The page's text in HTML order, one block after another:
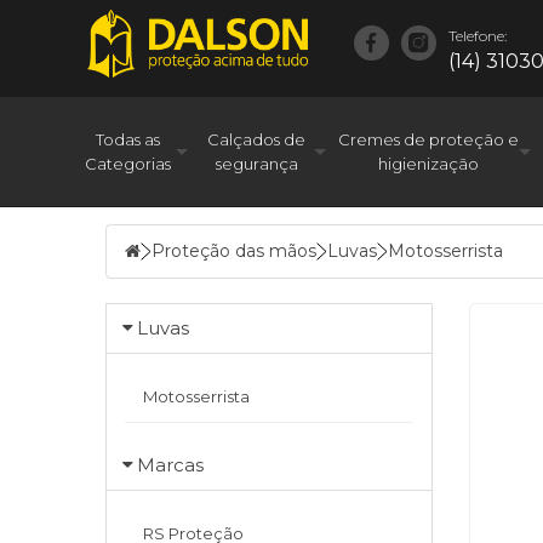
Telefone:
(14)
Todas as
Categorias
Calçados de
segurança
Cremes de proteção e
higienização
Proteção das mãos Luvas Motosserrista
Luvas
Motosserrista
Marcas
RS Proteção